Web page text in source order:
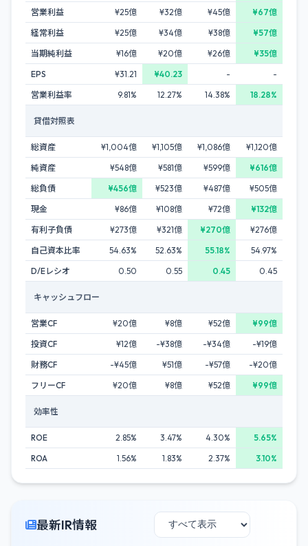
営業利益
¥25億 ¥32億 ¥45億
¥67億
経常利益
¥25億 ¥34億 ¥38億
¥57億
当期純利益
¥16億 ¥20億 ¥26億
¥35億
EPS
¥31.21 ¥40.23 -
-
営業利益率
9.81% 12.27% 14.38% 18.28%
貸借対照表
総資産 ¥1,004億 ¥1,105億 ¥1,086億
¥1,120億
純資産
¥548億 ¥581億 ¥599億
¥616億
総負債
¥456億 ¥523億 ¥487億
¥505億
現金
¥86億 ¥108億 ¥72億
¥132億
有利子負債
¥273億 ¥321億 ¥270億
¥276億
自己資本比率
54.63% 52.63% 55.18%
54.97%
D/Eレシオ
0.50 0.55 0.45 0.45
キャッシュフロー
営業CF ¥20億 ¥8億 ¥52億
¥99億
投資CF
¥12億 -¥38億 -¥34億
-¥19億
財務CF
-¥45億 ¥51億 -¥57億
-¥20億
フリーCF
¥20億 ¥8億 ¥52億 ¥99億
効率性
ROE 2.85% 3.47% 4.30%
5.65%
ROA
1.56% 1.83% 2.37% 3.10%
最新IR情報